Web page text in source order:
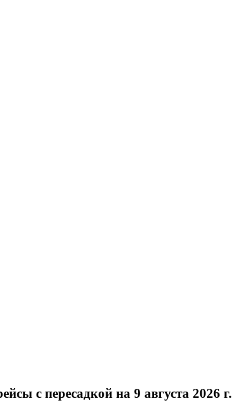
с пересадкой на 9 августа 2026 г.